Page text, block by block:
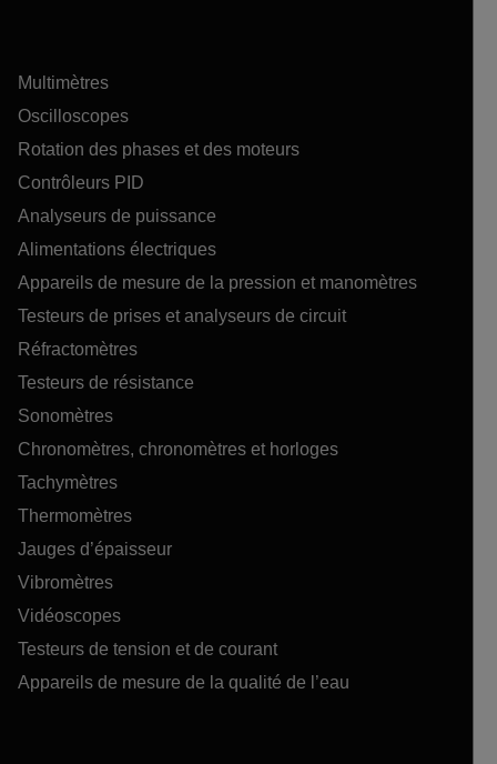
Multimètres
Oscilloscopes
Rotation des phases et des moteurs
Contrôleurs PID
Analyseurs de puissance
Alimentations électriques
Appareils de mesure de la pression et manomètres
Testeurs de prises et analyseurs de circuit
Réfractomètres
Testeurs de résistance
Sonomètres
Chronomètres, chronomètres et horloges
Tachymètres
Thermomètres
Jauges d’épaisseur
Vibromètres
Vidéoscopes
Testeurs de tension et de courant
Appareils de mesure de la qualité de l’eau